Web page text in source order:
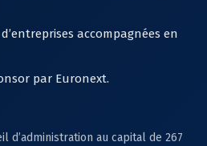
accompagnées en
par Euronext.
d’administration au capital de 267